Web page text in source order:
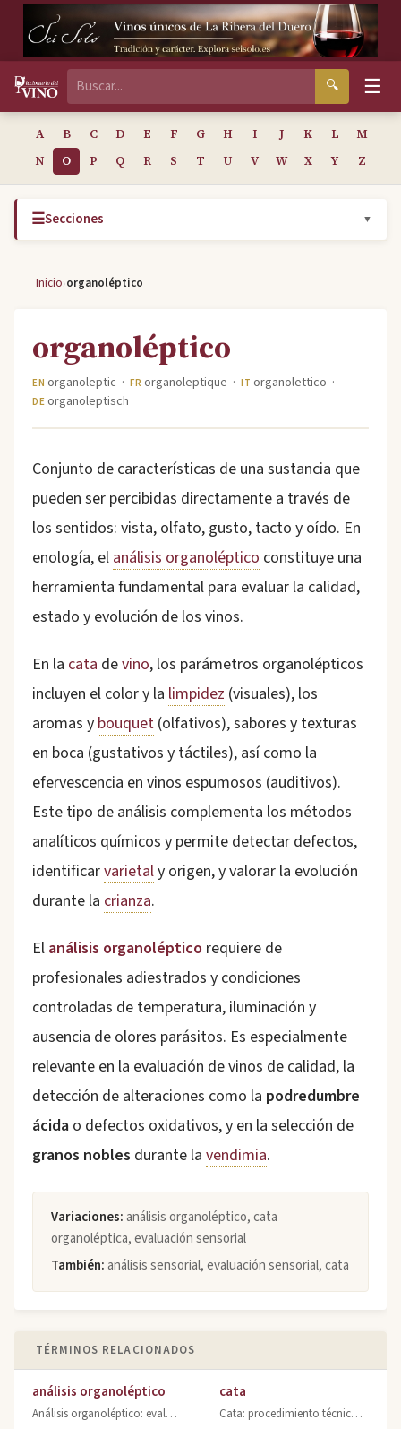
🔍 ☰
A B C D E F G H I J K L
M
N
O P Q R S T U V W X Y Z
☰Secciones ▼
Inicio›organoléptico
organoléptico
EN organoleptic ·FR organoleptique ·IT organolettico ·
DE organoleptisch
Conjunto de características de una sustancia que
pueden ser percibidas directamente a través de
los sentidos: vista, olfato, gusto, tacto y oído. En
enología, el análisis organoléptico constituye una
herramienta fundamental para evaluar la calidad,
estado y evolución de los vinos.
En la cata devino, los parámetros organolépticos
incluyen el color y la limpidez (visuales), los
aromas y bouquet (olfativos), sabores y texturas
en boca (gustativos y táctiles), así como la
efervescencia en vinos espumosos (auditivos).
Este tipo de análisis complementa los métodos
analíticos químicos y permite detectar defectos,
identificarvarietaly origen, y valorar la evolución
durante la crianza.
El análisis organoléptico requiere de
profesionales adiestrados y condiciones
controladas de temperatura, iluminación y
ausencia de olores parásitos. Es especialmente
relevante en la evaluación de vinos de calidad, la
detección de alteraciones como la podredumbre
ácida o defectos oxidativos, y en la selección de
granos nobles durante la vendimia.
Variaciones:análisis organoléptico, cata
organoléptica, evaluación sensorial
También:análisis sensorial, evaluación sensorial, cata
TÉRMINOS RELACIONADOS
análisis organoléptico
Análisis organoléptico: evaluación cualitativa del vino mediante los sentidos. A
cata
Cata: procedimiento técnico de valoración del vino mediante análisis sensorial s